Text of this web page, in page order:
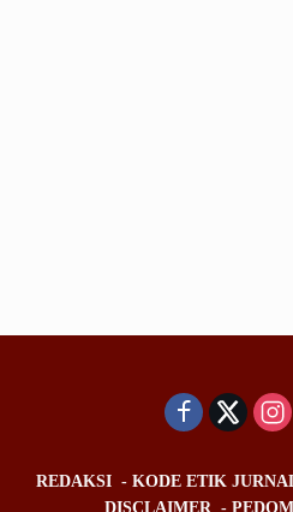
REDAKSI KODE ETIK
DISCLAIMER